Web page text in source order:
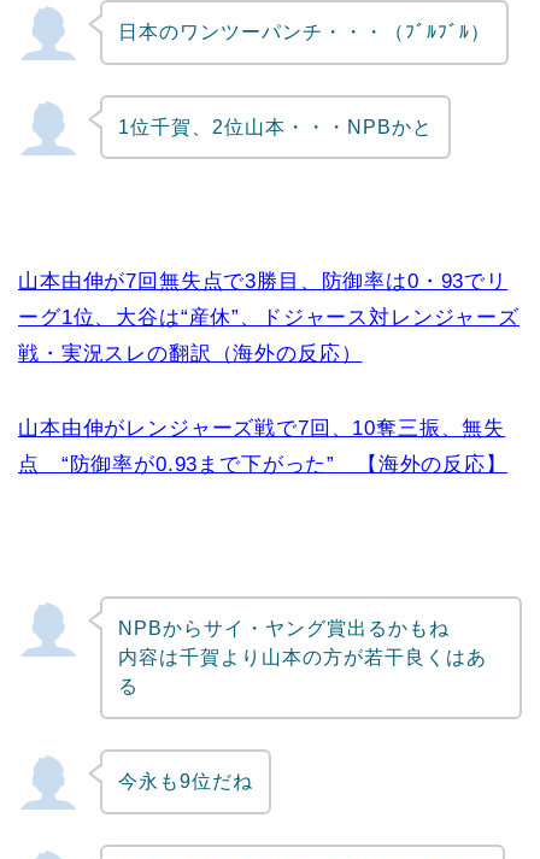
日本のワンツーパンチ・・・（ﾌﾞﾙﾌﾞﾙ）
1位千賀、2位山本・・・NPBかと
山本由伸が7回無失点で3勝目、防御率は0・93でリ
ーグ1位、大谷は“産休”、ドジャース対レンジャーズ
戦・実況スレの翻訳（海外の反応）
山本由伸がレンジャーズ戦で7回、10奪三振、無失
点 “防御率が0.93まで下がった” 【海外の反応】
NPBからサイ・ヤング賞出るかもね
内容は千賀より山本の方が若干良くはあ
る
今永も9位だね